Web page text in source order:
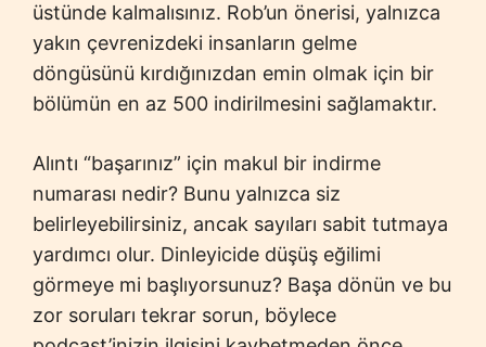
üstünde kalmalısınız. Rob’un önerisi, yalnızca
yakın çevrenizdeki insanların gelme
döngüsünü kırdığınızdan emin olmak için bir
bölümün en az 500 indirilmesini sağlamaktır.
Alıntı “başarınız” için makul bir indirme
numarası nedir? Bunu yalnızca siz
belirleyebilirsiniz, ancak sayıları sabit tutmaya
yardımcı olur. Dinleyicide düşüş eğilimi
görmeye mi başlıyorsunuz? Başa dönün ve bu
zor soruları tekrar sorun, böylece